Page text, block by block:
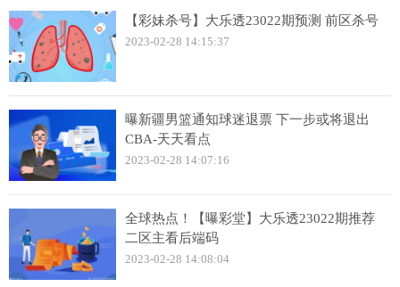
【彩妹杀号】大乐透23022期预测 前区杀号
2023-02-28 14:15:37
曝新疆男篮通知球迷退票 下一步或将退出
CBA-天天看点
2023-02-28 14:07:16
全球热点！【曝彩堂】大乐透23022期推荐
二区主看后端码
2023-02-28 14:08:04